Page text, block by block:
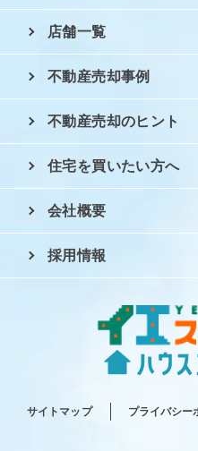
サイトマップ プライバシー
店舗一覧
不動産売却事例
不動産売却のヒント
住宅を買いたい方へ
会社概要
採用情報